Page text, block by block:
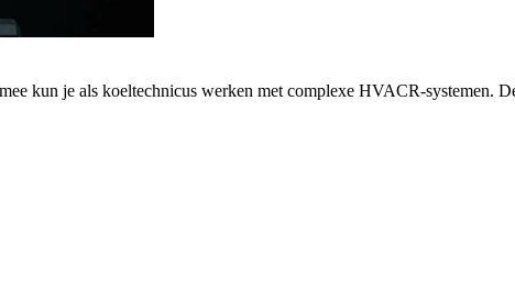
kun je als koeltechnicus werken met complexe HVACR-systemen.